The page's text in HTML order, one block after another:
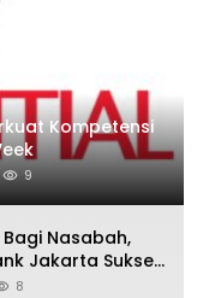
Kompetensi
9
Nasabah,
Jakarta Sukses
2026
8